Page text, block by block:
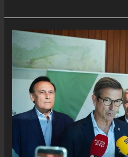
León
Andalucía
adelantarán
sus
elecciones
Sánchez
las